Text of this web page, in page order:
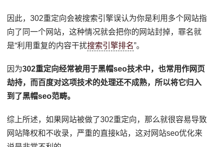
因此，302重定向会被搜索引擎误认为你是利用多个网站指
向了同一个网站，这种情况就会把你的网站封掉，罪名就
是“利用重复的内容干扰搜索引擎排名”。
因为302重定向经常被用于黑帽seo技术中，也常用作网页
劫持，而百度对这项技术的处理还不成熟，所以将它归入
到了黑帽seo范畴。
综上所述，如果网站被做了302重定向，那么就很容易导致
网站降权和不收录，严重的直接k站，这对网站seo优化来